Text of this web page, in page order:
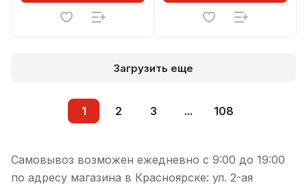
Загрузить еще
1 2 3 ... 108
Самовывоз возможен ежедневно с 9:00 до 19:00
по адресу магазина в Красноярске: ул. 2-ая